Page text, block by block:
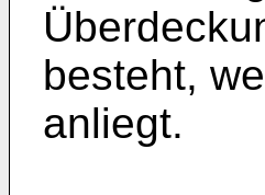
besteht,
anliegt.